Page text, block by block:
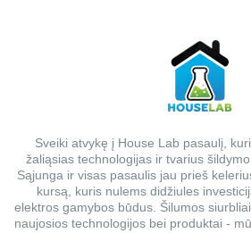
Sveiki atvykę į House Lab pasaulį,
žaliąsias technologijas ir tvarius
Sąjunga ir visas pasaulis jau prieš
kursą, kuris nulems didžiules
elektros gamybos būdus. Šilumos
naujosios technologijos bei produktai -